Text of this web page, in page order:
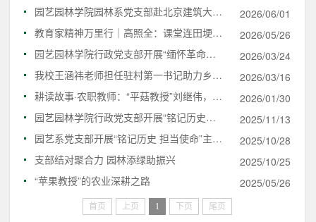
园艺园林学院园林系党支部赴北京建筑大学开展党建交流活动
2026/06/01
教育家精神万里行｜高照全：课堂连田埂 技术育新苗
2026/05/26
园艺园林学院行政党支部开展“缅怀革命英烈 传承红色基因”主题党日活动
2026/03/24
我校王涵祎老师担任驻村第一书记助力乡村振兴
2026/03/16
耕读故事·农职教师：“平菇教授”刘继伟，簇拥成暖 润苗无声
2026/01/30
园艺园林学院行政党支部开展“铭记历史、砥砺前行”主题观影活动
2025/11/13
园艺系党支部开展“铭记历史 担当使命”主题观影活动
2025/10/28
支部结对聚合力 园林添绿助振兴​
2025/10/25
“苹果教授”的农业深耕之路
2025/05/26
首页 上页 1 下页 尾页